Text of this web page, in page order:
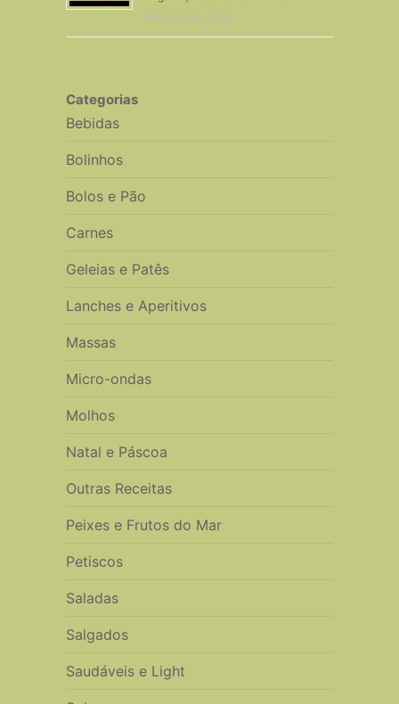
14 Dezembro, 2020
Categorias
Bebidas
Bolinhos
Bolos e Pão
Carnes
Geleias e Patês
Lanches e Aperitivos
Massas
Micro-ondas
Molhos
Natal e Páscoa
Outras Receitas
Peixes e Frutos do Mar
Petiscos
Saladas
Salgados
Saudáveis e Light